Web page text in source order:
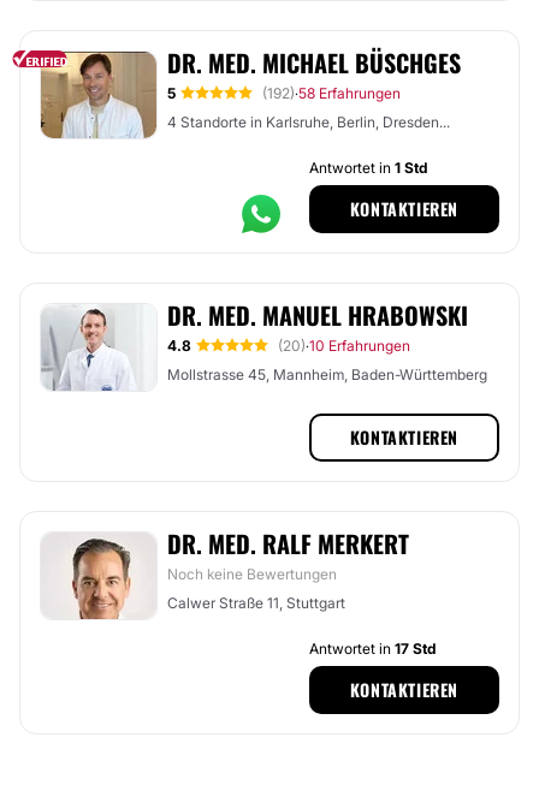
DR. MED. MICHAEL BÜSCHGES
5 (192)·58 Erfahrungen
4 Standorte in Karlsruhe, Berlin, Dresden...
Antwortet in 1 Std
KONTAKTIEREN
DR. MED. MANUEL HRABOWSKI
4.8 (20)·10 Erfahrungen
Mollstrasse 45, Mannheim, Baden-Württemberg
KONTAKTIEREN
DR. MED. RALF MERKERT
Noch keine Bewertungen
Calwer Straße 11, Stuttgart
Antwortet in 17 Std
KONTAKTIEREN